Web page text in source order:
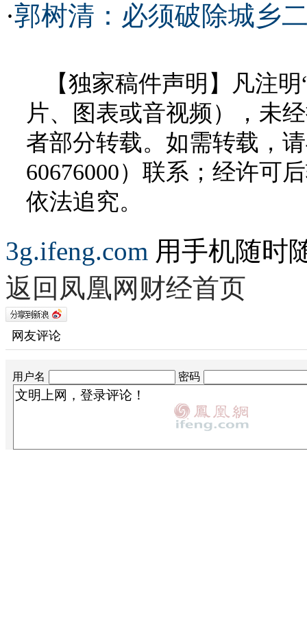
·郭树清：必须破除城乡
【独家稿件声明】凡注
片、图表或音视频），未
者部分转载。如需转载，
60676000）联系；经许可
依法追究。
3g.ifeng.com 用手机随时
返回凤凰网财经首页
网友评论
用户名 密码